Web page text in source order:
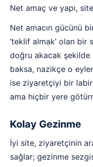
Net amaç ve yapı,
Net amacın gücünü
‘teklif almak’ olan bir
doğru akacak
baksa, nazikçe o
ise ziyaretçiyi bir
ama hiçbir yere
Kolay Gezinme
İyi site, ziyaretçinin
sağlar; gezinme